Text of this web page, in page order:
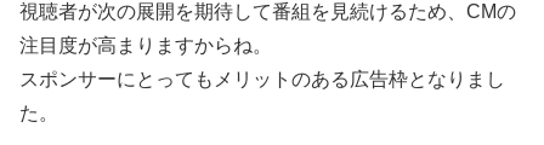
視聴者が次の展開を期待して番組を見続けるため、CMの
注目度が高まりますからね。
スポンサーにとってもメリットのある広告枠となりまし
た。